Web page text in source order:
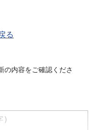
る
の内容をご確認くださ